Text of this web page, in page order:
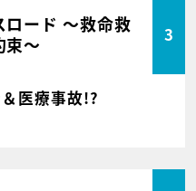
ロード ～救命救
束～
3
医療事故!?